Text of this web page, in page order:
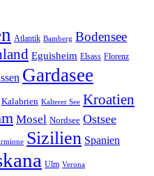
Atlantik Bamberg Bodensee
Eguisheim Elsass Florenz
Gardasee
Kalabrien Kalterer See Kroatien
Mosel Nordsee Ostsee
Sizilien Spanien
Ulm Verona